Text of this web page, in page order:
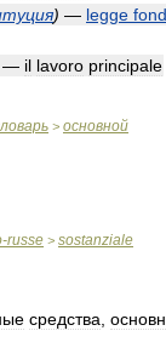
) — legge
— il lavoro principale
> основной
-russe > sostanziale
средства